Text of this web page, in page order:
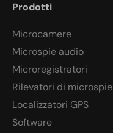
Prodotti
Microcamere
Microspie audio
Microregistratori
Rilevatori di microspie
Localizzatori GPS
Software